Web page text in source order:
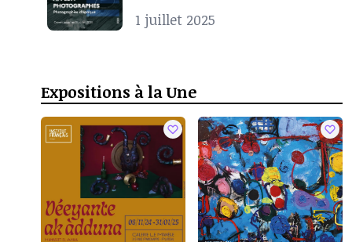
Patrimoine à Pointe-
Noire
1 juillet 2025
Expositions à la Une